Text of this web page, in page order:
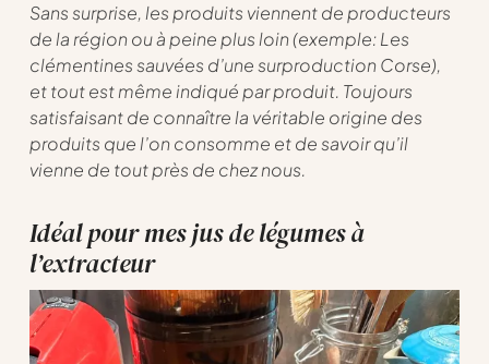
Sans surprise, les produits viennent de producteurs
de la région ou à peine plus loin (exemple: Les
clémentines sauvées d’une surproduction Corse),
et tout est même indiqué par produit. Toujours
satisfaisant de connaître la véritable origine des
produits que l’on consomme et de savoir qu’il
vienne de tout près de chez nous.
Idéal pour mes jus de légumes à
l’extracteur